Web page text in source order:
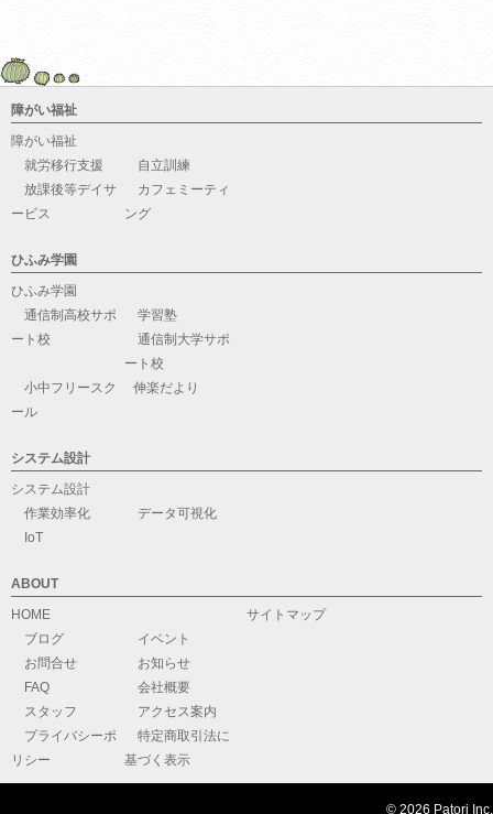
障がい福祉
障がい福祉
就労移行支援
自立訓練
放課後等デイサ
ービス
カフェミーティ
ング
ひふみ学園
ひふみ学園
通信制高校サポ
ート校
学習塾
通信制大学サポ
ート校
小中フリースク
ール
伸楽だより
システム設計
システム設計
作業効率化
データ可視化
IoT
ABOUT
HOME
ブログ
イベント
お問合せ
お知らせ
FAQ
会社概要
スタッフ
アクセス案内
プライバシーポ
リシー
特定商取引法に
基づく表示
サイトマップ
© 2026 Patori Inc.